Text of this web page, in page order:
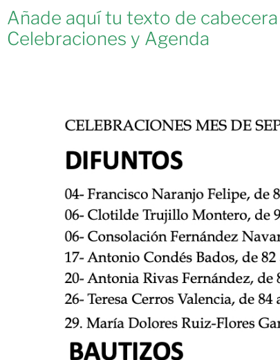
Añade aquí tu texto de cabecera
Celebraciones y Agenda